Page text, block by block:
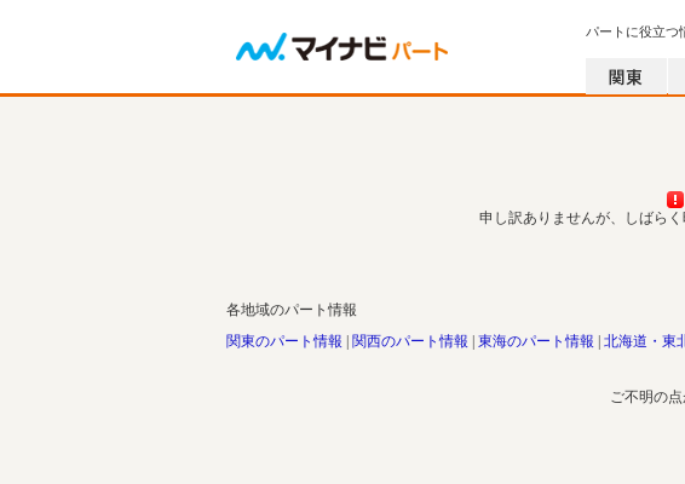
パートに役立つ
申し訳ありませんが、しばら
各地域のパート情報
関東のパート情報
関西のパート情報 東海のパート情報 北海道・東
ご不明の点